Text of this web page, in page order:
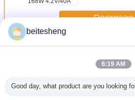
Doorgaan
Meer12 volt LEIDENE Voeding
beitesheng
6:19 AM
Good day, what product are you looking